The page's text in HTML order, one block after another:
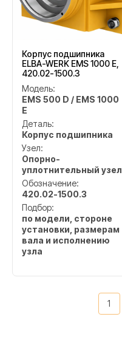
Корпус подшипника
ELBA-WERK EMS 1000 E,
420.02-1500.3
Модель:
EMS 500 D / EMS 1000
E
Деталь:
Корпус подшипника
Узел:
Опорно-
уплотнительный узел
Обозначение:
420.02-1500.3
Подбор:
по модели, стороне
установки, размерам
вала и исполнению
узла
1